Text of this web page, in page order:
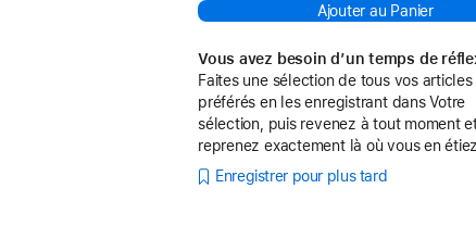
Ajouter au Panier
Vous avez besoin d’un temps de
Faites une sélection de tous vos articles
préférés en les enregistrant dans Votre
sélection, puis revenez à tout moment
reprenez exactement là où vous en
Enregistrer pour plus tard